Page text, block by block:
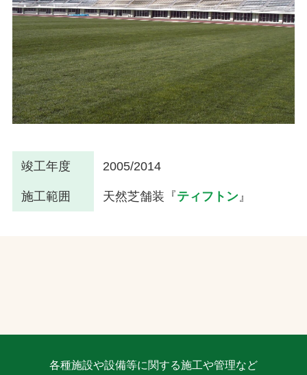
竣工年度 2005/2014
施工範囲 天然芝舗装『ティフトン 』
各種施設や設備等に関する施工や管理など